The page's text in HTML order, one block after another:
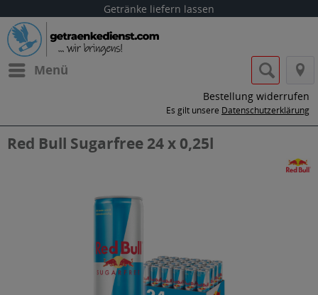
Getränke liefern lassen
Menü
Bestellung widerrufen
Es gilt unsere Datenschutzerklärung
Red Bull Sugarfree 24 x 0,25l